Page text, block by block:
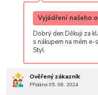
Vyjádření našeho
Dobrý den Děkuji za
s nákupem na mém
Styl
Ověřený zákazník
Přidáno 05. 08. 2024